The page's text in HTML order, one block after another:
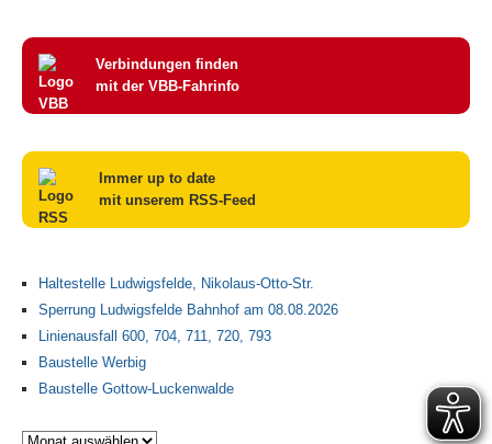
Verbindungen finden
mit der VBB-Fahrinfo
Immer up to date
mit unserem RSS-Feed
Haltestelle Ludwigsfelde, Nikolaus-Otto-Str.
Sperrung Ludwigsfelde Bahnhof am 08.08.2026
Linienausfall 600, 704, 711, 720, 793
Baustelle Werbig
Baustelle Gottow-Luckenwalde
Archiv